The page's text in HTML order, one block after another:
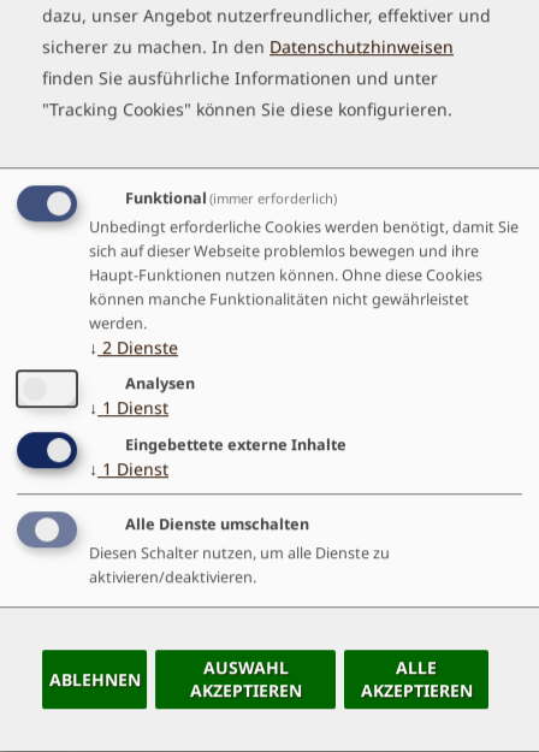
Visionssuchespeziell für männliche Jugendliche an.
DIE QUESTE - Feuervogel -
Jugendreise Italien
Erforsche dein Potenzial und gehe
stimmig DEINEN Weg. Eine Initiation für junge Leute (Alter:
15 - 21 Jahre)
Weiterlesen...
TAG CLOUD
Freizeiten Reiseberichte Draußen
Beziehung
Wildnis
dazu, unser Angebot nutzerfreundlicher, effektiver und
sicherer zu machen. In den Datenschutzhinweisen
finden Sie ausführliche Informationen und unter
"Tracking Cookies" können Sie diese konfigurieren.
Funktional (immer erforderlich)
Unbedingt erforderliche Cookies werden benötigt, damit Sie
sich auf dieser Webseite problemlos bewegen und ihre
Haupt-Funktionen nutzen können. Ohne diese Cookies
können manche Funktionalitäten nicht gewährleistet
werden.
↓ 2 Dienste
Analysen
↓ 1 Dienst
Eingebettete externe Inhalte
↓ 1 Dienst
Alle Dienste umschalten
Diesen Schalter nutzen, um alle Dienste zu
aktivieren/deaktivieren.
ABLEHNEN
AUSWAHL
AKZEPTIEREN
ALLE
AKZEPTIEREN